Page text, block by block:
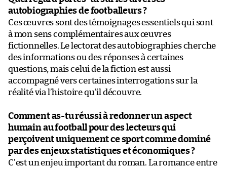
autobiographies de footballeurs ?
Ces œuvres sont des témoignages essentiels qui sont
à mon sens complémentaires aux œuvres
fictionnelles. Le lectorat des autobiographies cherche
des informations ou des réponses à certaines
questions, mais celui de la fiction est aussi
accompagné vers certaines interrogations sur la
réalité via l’histoire qu’il découvre.
Comment as-tu réussi à redonner un aspect
humain au football pour des lecteurs qui
perçoivent uniquement ce sport comme dominé
par des enjeux statistiques et économiques ?
C’est un enjeu important du roman. La romance entre